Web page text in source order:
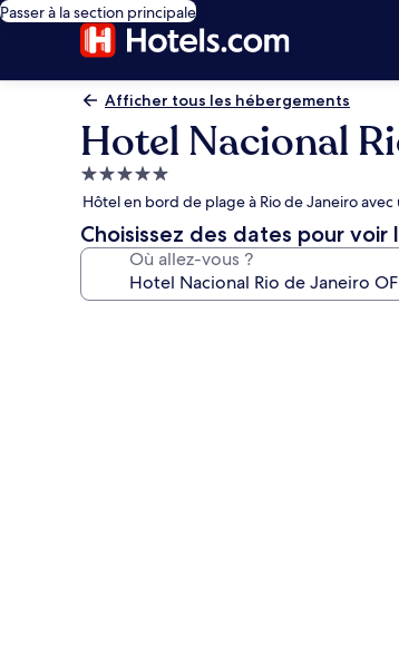
Passer à la section principale
Afficher tous les hébergements
Hotel Nacional
Hébergement
5.0 étoiles
Hôtel en bord de plage à Rio de Janeiro
Choisissez des dates pour voir
Où allez-vous ?